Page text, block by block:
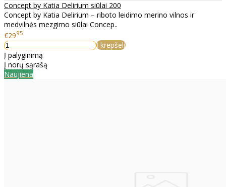
Concept by Katia Delirium siūlai 200
Concept by Katia Delirium – riboto leidimo merino vilnos ir
medvilnės mezgimo siūlai Concep..
€2995
Į krepšelį
Į palyginimą
Į norų sąrašą
Naujiena